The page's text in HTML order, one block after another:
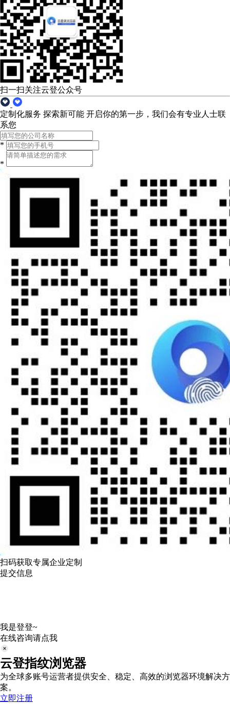
扫一扫关注云登公众号
定制化服务 探索新可能 开启你的第一步，我们会有专业人士联
系您
*
*
扫码获取专属企业定制
提交信息
我是登登~
在线咨询请点我
云登指纹浏览器
为全球多账号运营者提供安全、稳定、高效的浏览器环境解决方
案。
立即注册